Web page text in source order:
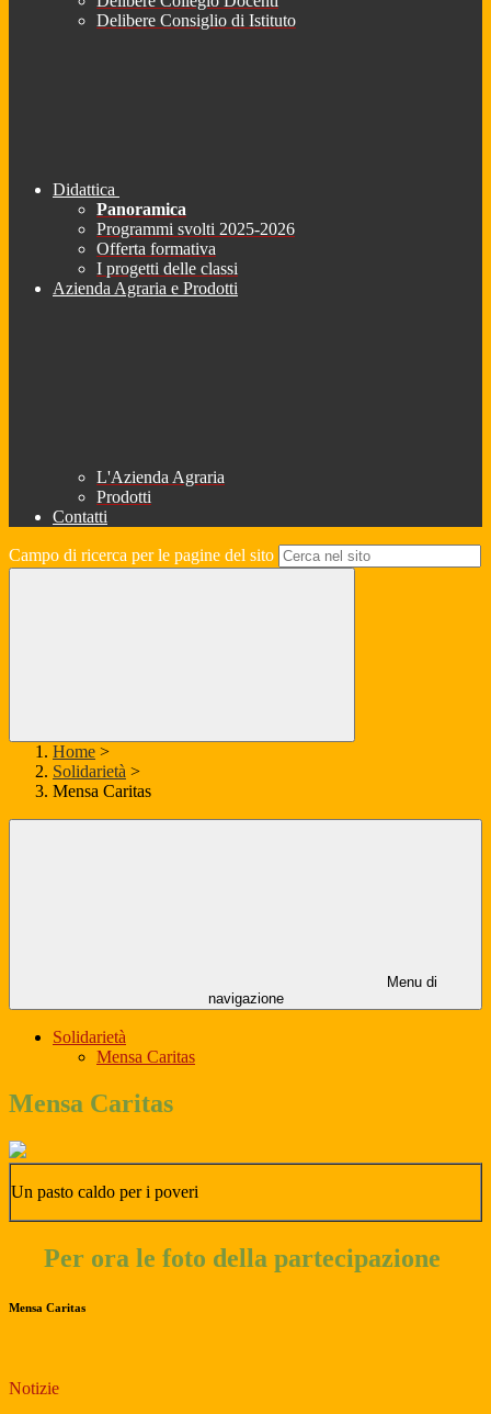
Delibere Consiglio di Istituto
Didattica
Panoramica
Programmi svolti 2025-2026
Offerta formativa
I progetti delle classi
Azienda Agraria e Prodotti
L'Azienda Agraria
Prodotti
Contatti
Campo di ricerca per le pagine del sito
Home >
Solidarietà >
Mensa Caritas
Menu di
navigazione
Solidarietà
Mensa Caritas
Mensa Caritas
Un pasto caldo per i poveri
Per ora le foto della partecipazione
Mensa Caritas
Notizie